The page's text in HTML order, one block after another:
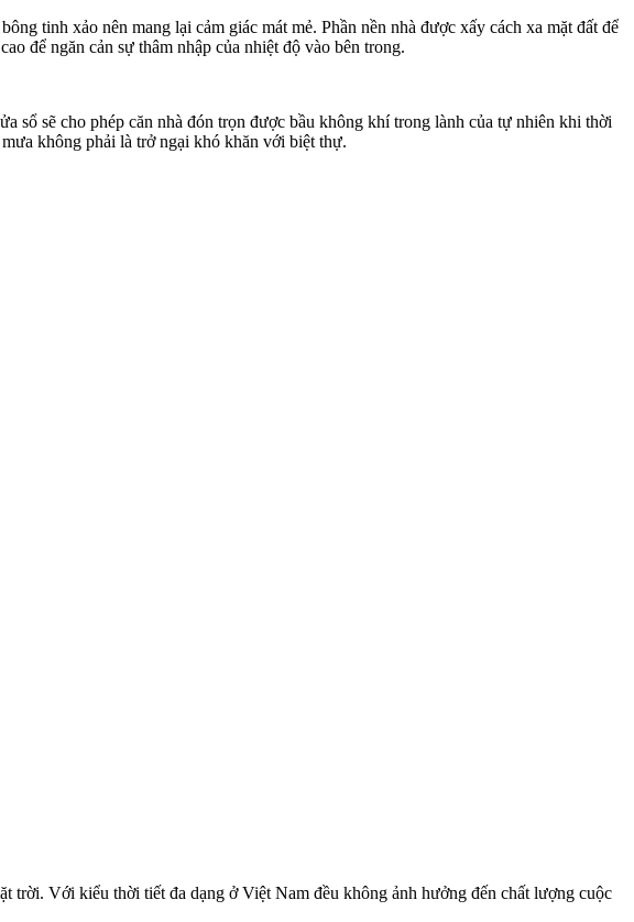
tinh xảo nên mang lại cảm giác mát mẻ. Phần nền nhà được xấy cách xa mặt đất để
để ngăn cản sự thâm nhập của nhiệt độ vào bên trong.
sổ sẽ cho phép căn nhà đón trọn được bầu không khí trong lành của tự nhiên khi thời
không phải là trở ngại khó khăn với biệt thự.
trời. Với kiểu thời tiết đa dạng ở Việt Nam đều không ảnh hưởng đến chất lượng cuộc